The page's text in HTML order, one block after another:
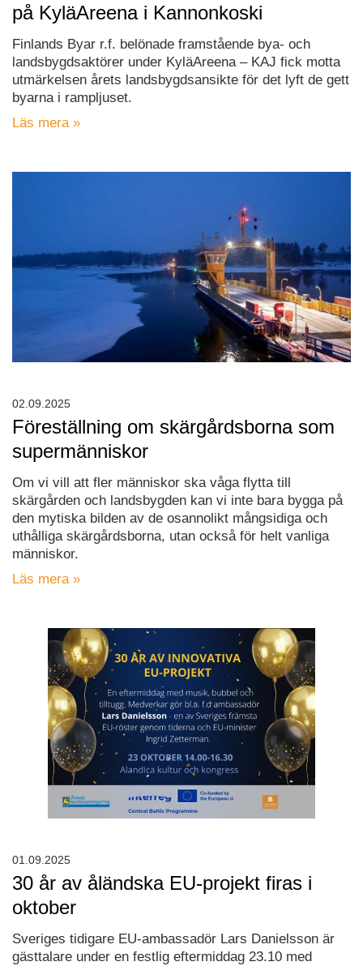
på KyläAreena i Kannonkoski
Finlands Byar r.f. belönade framstående bya- och
landsbygdsaktörer under KyläAreena – KAJ fick motta
utmärkelsen årets landsbygdsansikte för det lyft de gett
byarna i rampljuset.
Läs mera »
Föreställning om skärgårdsborna som
supermänniskor
Om vi vill att fler människor ska våga flytta till
skärgården och landsbygden kan vi inte bara bygga på
den mytiska bilden av de osannolikt mångsidiga och
uthålliga skärgårdsborna, utan också för helt vanliga
människor.
Läs mera »
02.09.2025
30 år av åländska EU-projekt firas i
oktober
Sveriges tidigare EU-ambassadör Lars Danielsson är
gästtalare under en festlig eftermiddag 23.10 med
01.09.2025